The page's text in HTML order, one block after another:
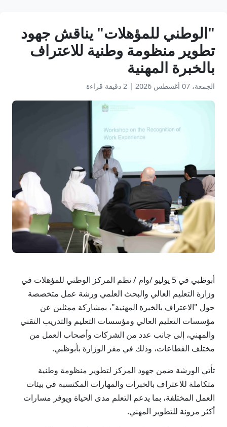
"الوطني للمؤهلات" يناقش جهود
تطوير منظومة وطنية للاعتراف
بالخبرة المهنية
الجمعة، 07 أغسطس 2026 | 2 دقيقة قراءة
أبوظبي في 5 يوليو /وام / نظم المركز الوطني للمؤهلات في
وزارة التعليم العالي والبحث العلمي ورشة عمل متخصصة
حول "الاعتراف بالخبرة المهنية"، بمشاركة ممثلين عن
مؤسسات التعليم العالي ومؤسسات التعليم والتدريب التقني
والمهني، إلى جانب عدد من الشركات وأصحاب العمل من
مختلف القطاعات، وذلك في مقر الوزارة بأبوظبي.
تأتي الورشة ضمن جهود المركز لتطوير منظومة وطنية
متكاملة للاعتراف بالخبرات والمهارات المكتسبة في بيئات
العمل المختلفة، بما يدعم التعلم مدى الحياة ويوفر مسارات
أكثر مرونة للتطوير المهني.